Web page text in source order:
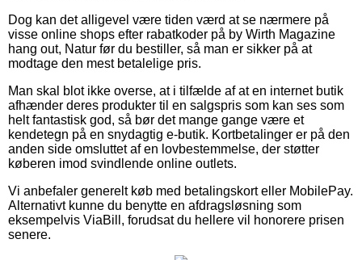
Dog kan det alligevel være tiden værd at se nærmere på
visse online shops efter rabatkoder på by Wirth Magazine
hang out, Natur før du bestiller, så man er sikker på at
modtage den mest betalelige pris.
Man skal blot ikke overse, at i tilfælde af at en internet butik
afhænder deres produkter til en salgspris som kan ses som
helt fantastisk god, så bør det mange gange være et
kendetegn på en snydagtig e-butik. Kortbetalinger er på den
anden side omsluttet af en lovbestemmelse, der støtter
køberen imod svindlende online outlets.
Vi anbefaler generelt køb med betalingskort eller MobilePay.
Alternativt kunne du benytte en afdragsløsning som
eksempelvis ViaBill, forudsat du hellere vil honorere prisen
senere.